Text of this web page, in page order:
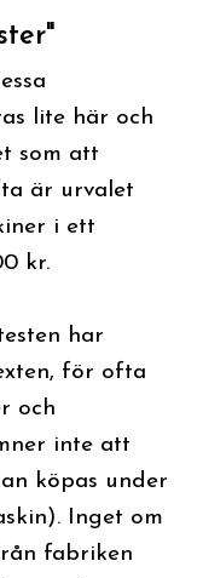
lite här och
som att
är urvalet
i ett
kr.
har
för ofta
och
inte att
köpas under
Inget om
fabriken